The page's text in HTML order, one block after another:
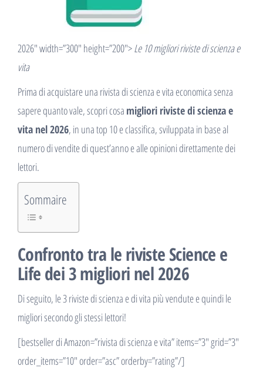
2026″ width=”300″ height=”200″>Le 10 migliori riviste di scienza e
vita
Prima di acquistare una rivista di scienza e vita economica senza
sapere quanto vale, scopri cosa migliori riviste di scienza e
vita nel 2026, in una top 10 e classifica, sviluppata in base al
numero di vendite di quest’anno e alle opinioni direttamente dei
lettori.
Sommaire
Confronto tra le riviste Science e
Life dei 3 migliori nel 2026
Di seguito, le 3 riviste di scienza e di vita più vendute e quindi le
migliori secondo gli stessi lettori!
[bestseller di Amazon=”rivista di scienza e vita” items=”3″ grid=”3″
order_items=”10″ order=”asc” orderby=”rating”/]